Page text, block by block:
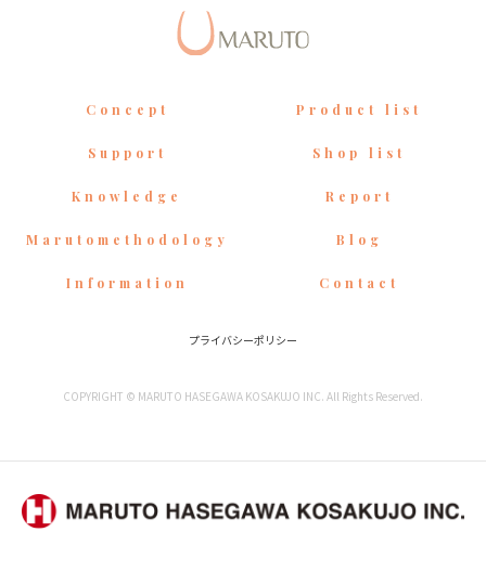
Concept Product list
Support Shop list
Knowledge Report
Marutomethodology Blog
Information Contact
プライバシーポリシー
COPYRIGHT © MARUTO HASEGAWA KOSAKUJO INC. All Rights Reserved.